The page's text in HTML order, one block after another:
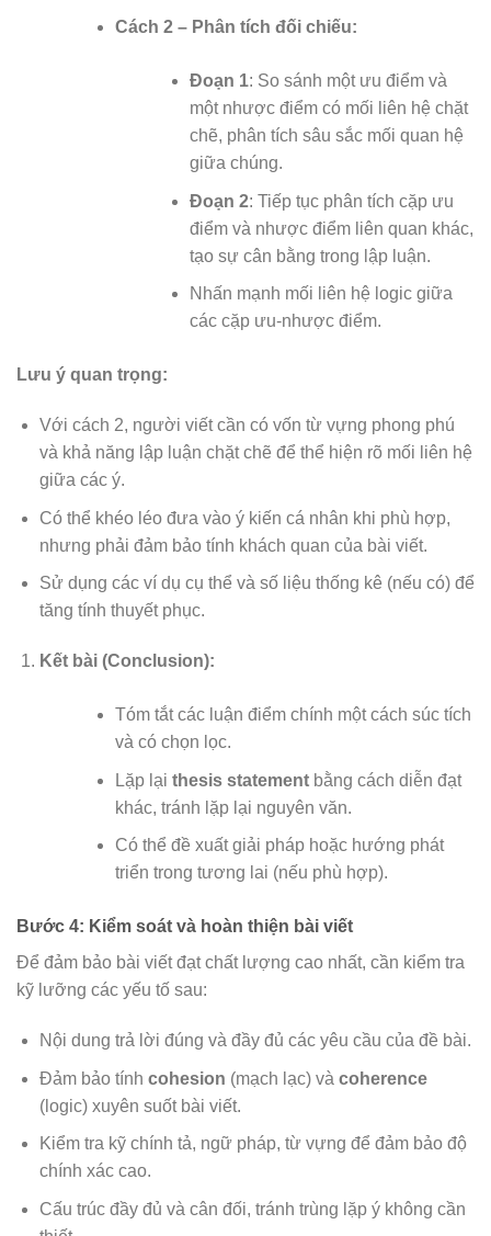
Cách 2 – Phân tích đối chiếu:
Đoạn 1: So sánh một ưu điểm và
một nhược điểm có mối liên hệ chặt
chẽ, phân tích sâu sắc mối quan hệ
giữa chúng.
Đoạn 2: Tiếp tục phân tích cặp ưu
điểm và nhược điểm liên quan khác,
tạo sự cân bằng trong lập luận.
Nhấn mạnh mối liên hệ logic giữa
các cặp ưu-nhược điểm.
Lưu ý quan trọng:
Với cách 2, người viết cần có vốn từ vựng phong phú
và khả năng lập luận chặt chẽ để thể hiện rõ mối liên hệ
giữa các ý.
Có thể khéo léo đưa vào ý kiến cá nhân khi phù hợp,
nhưng phải đảm bảo tính khách quan của bài viết.
Sử dụng các ví dụ cụ thể và số liệu thống kê (nếu có) để
tăng tính thuyết phục.
Kết bài (Conclusion):
Tóm tắt các luận điểm chính một cách súc tích
và có chọn lọc.
Lặp lại thesis statementbằng cách diễn đạt
khác, tránh lặp lại nguyên văn.
Có thể đề xuất giải pháp hoặc hướng phát
triển trong tương lai (nếu phù hợp).
Bước 4: Kiểm soát và hoàn thiện bài viết
Để đảm bảo bài viết đạt chất lượng cao nhất, cần kiểm tra
kỹ lưỡng các yếu tố sau:
Nội dung trả lời đúng và đầy đủ các yêu cầu của đề bài.
Đảm bảo tính cohesion (mạch lạc) và coherence
(logic) xuyên suốt bài viết.
Kiểm tra kỹ chính tả, ngữ pháp, từ vựng để đảm bảo độ
chính xác cao.
Cấu trúc đầy đủ và cân đối, tránh trùng lặp ý không cần